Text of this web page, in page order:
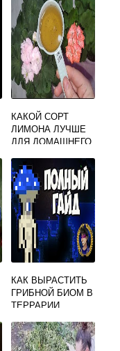
КАКОЙ СОРТ
ЛИМОНА ЛУЧШЕ
ДЛЯ ДОМАШНЕГО
КАК ВЫРАСТИТЬ
ГРИБНОЙ БИОМ В
ТЕРРАРИИ